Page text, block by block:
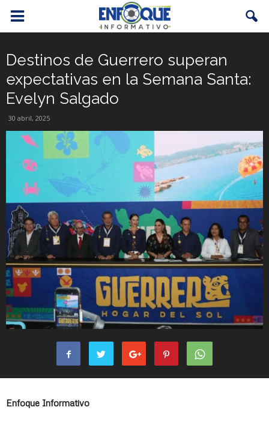
Destinos de Guerrero superan
expectativas en la Semana Santa:
Evelyn Salgado
30 abril, 2025
Enfoque Informativo